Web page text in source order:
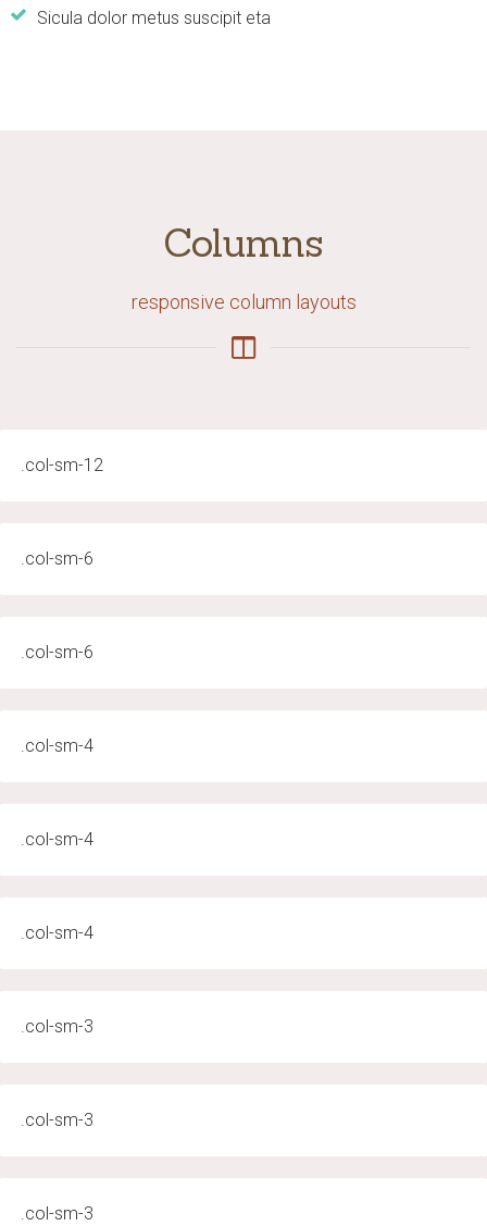
Sicula dolor metus suscipit eta
Columns
responsive column layouts
.col-sm-12
.col-sm-6
.col-sm-6
.col-sm-4
.col-sm-4
.col-sm-4
.col-sm-3
.col-sm-3
.col-sm-3